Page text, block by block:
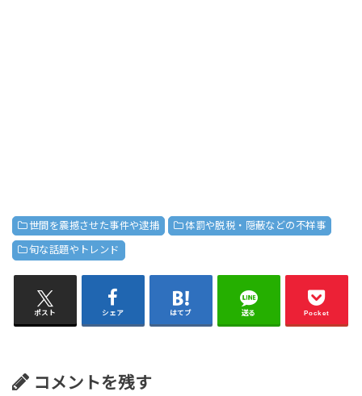
世間を震撼させた事件や逮捕 体罰や脱税・隠蔽などの不祥事
旬な話題やトレンド
ポスト シェア はてブ 送る Pocket
コメントを残す